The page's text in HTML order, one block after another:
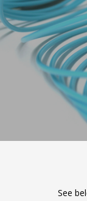
See